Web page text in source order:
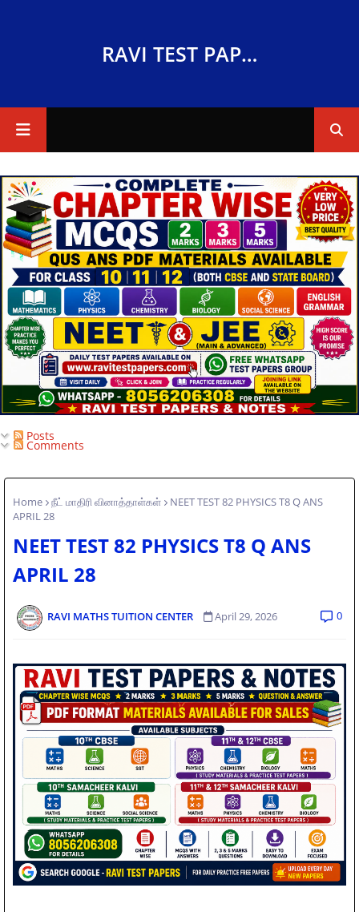
RAVI TEST PAPERS
Posts
Comments
Home நீட் மாதிரி வினாத்தாள்கள்
NEET TEST 82 PHYSICS T8 Q ANS
APRIL 28
NEET TEST 82 PHYSICS T8 Q ANS
APRIL 28
RAVI MATHS TUITION CENTER April 29, 2026 0